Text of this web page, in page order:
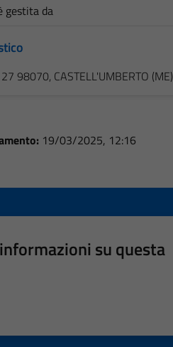
gestita da
98070, CASTELL'UMBERTO (ME)
19/03/2025, 12:16
su questa